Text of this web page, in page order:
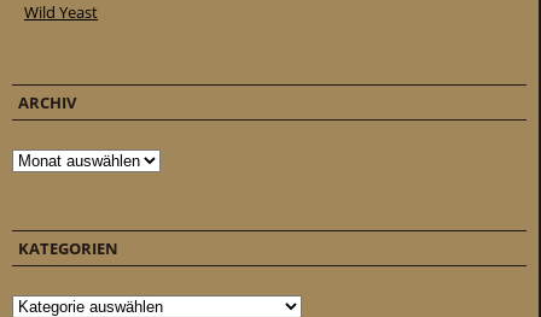
Wild Yeast
ARCHIV
Archiv
KATEGORIEN
Kategorien